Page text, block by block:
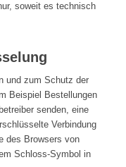
soweit es technisch
und zum Schutz der
Beispiel Bestellungen
senden, eine
Verbindung
des Browsers von
Schloss-Symbol in